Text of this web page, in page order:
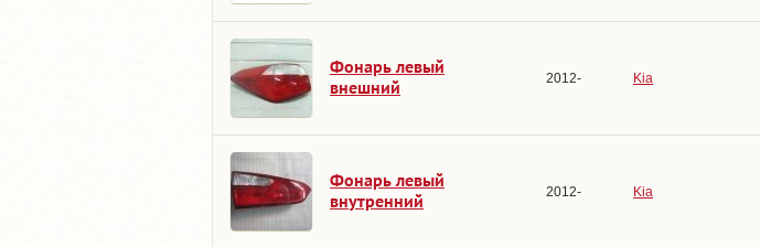
Фонарь левый
внешний
2012- Kia
Фонарь левый
внутренний
2012- Kia